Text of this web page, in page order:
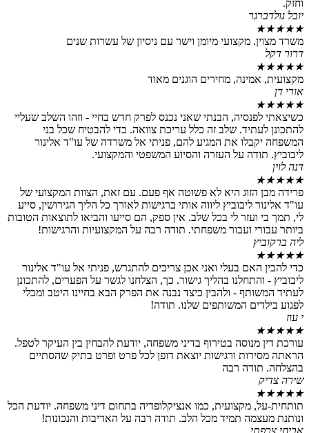
מקצועי מיומן וישר עם ניסיון של עשרות שנים
מחירים הוגנים מאוד
הבנתי שאני נכנס לפרק חדש בחיי - וזהו השלב שעליי
שלב זה כלל עריכת צוואה. כדי להבטיח שכל בני
את המגיע להם, פניתי אל משרדה של עו"ד אלינור
על העזרה והסיוע המשפטי והמקצועי.
הזוג היא לא פשוטה אף פעם. עם זאת, הצוות המקצועי של
ליבוביץ ליווה אותי ברגישות לאורך כל הליך הגירושין, סייע
ועזר לי בכל שלב. אין ספק, הם סייעו והביאו לתוצאות הטובות
ועבור משפחתי. תודה רבה על המקצועיות והרגישות!
האם בעלי ואני אכן צריכים להתגרש, פניתי אל עו"ד אלינור
בהליך גישור. כך, הצלחנו לגשר על הפערים, להתכונן
- ולהבין כיצד נבנה את הפרק הבא בחיינו היטב ומבלי
המשותפים שלנו. תודה!
מנוסה בטירוף בדיני משפחה, יודעת להבחין בין העיקר לטפל.
ורגישות יוצאת דופן לכל פרט ופרט בתיק שהסתיים
רבה
מקצועית, כמו אנציקלופדיה בתחום דיני משפחה. יודעת הכל
תמיד מכל הלב. תודה רבה על האדיבות והנכונות!